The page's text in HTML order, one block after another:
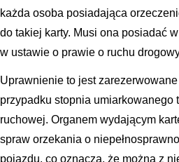
każda osoba posiadająca
do takiej karty. Musi ona posiadać
w ustawie o prawie o ruchu
Uprawnienie to jest
przypadku stopnia
ruchowej. Organem wydającym
spraw orzekania o
pojazdu, co oznacza, że można z